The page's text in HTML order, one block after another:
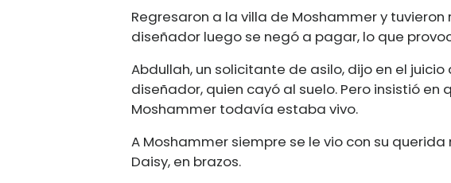
Regresaron a la villa de Moshammer y tuvieron
diseñador luego se negó a pagar, lo que
Abdullah, un solicitante de asilo, dijo en el
diseñador, quien cayó al suelo. Pero insistió en
Moshammer todavía estaba vivo.
A Moshammer siempre se le vio con su
Daisy, en brazos.